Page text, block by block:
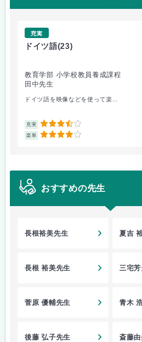
充実
ドイツ語(23)
教育学部 小学校教員養成課程
田中先生
ドイツ語を映像などを使って楽...
充実 3.5
楽単 4
おすすめの先生
長根裕美先生 夏吉
長根 裕美先生 三宅
菅原 優輔先生 青木
後藤 弘子先生 斎藤